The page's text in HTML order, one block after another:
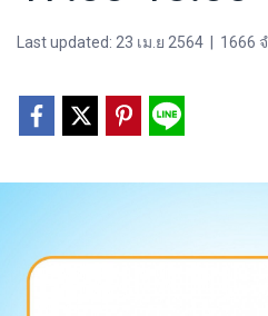
Last updated: 23 เม.ย 2564 1666